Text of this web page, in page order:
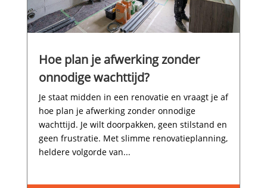
Hoe plan je afwerking zonder
onnodige wachttijd?
Je staat midden in een renovatie en vraagt je af
hoe plan je afwerking zonder onnodige
wachttijd.​ Je wilt doorpakken, geen stilstand en
geen frustratie.​ Met slimme renovatieplanning,
heldere volgorde van...